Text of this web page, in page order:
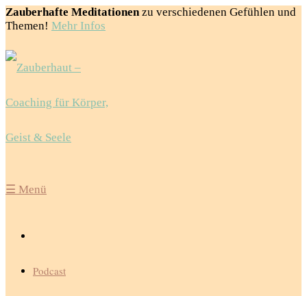
Zauberhafte Meditationenzu verschiedenen Gefühlen und
Themen! Mehr Infos
☰ Menü
Podcast